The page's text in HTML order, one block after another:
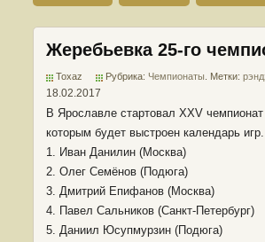
Жеребьевка 25-го
Toxaz Рубрика: Чемпионаты . Метки:
18.02.2017
В Ярославле стартовал XXV
которым будет выстроен календарь
1. Иван Данилин (Москва)
2. Олег Семёнов (Подюга)
3. Дмитрий Епифанов (Москва)
4. Павел Сальников (Санкт-Петербург)
5. Даниил Юсупмурзин (Подюга)